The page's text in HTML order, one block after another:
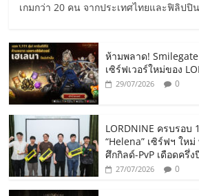
เกมกว่า 20 คน จากประเทศไทยและฟิลิปปิ
ห้ามพลาด! Smilegate
เซิร์ฟเวอร์ใหม่ของ
29/07/2026 0
LORDNINE ครบรอบ
“Helena” เซิร์ฟฯ ให
ศึกกิลด์-PvP เดือดครึ่
27/07/2026 0